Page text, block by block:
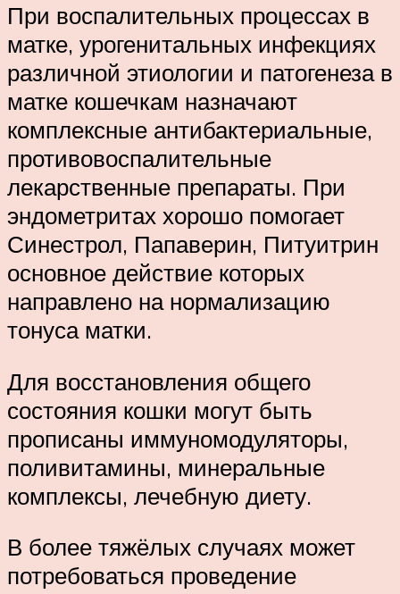
При воспалительных процессах в
матке, урогенитальных инфекциях
различной этиологии и патогенеза в
матке кошечкам назначают
комплексные антибактериальные,
противовоспалительные
лекарственные препараты. При
эндометритах хорошо помогает
Синестрол, Папаверин, Питуитрин
основное действие которых
направлено на нормализацию
тонуса матки.
Для восстановления общего
состояния кошки могут быть
прописаны иммуномодуляторы,
поливитамины, минеральные
комплексы, лечебную диету.
В более тяжёлых случаях может
потребоваться проведение